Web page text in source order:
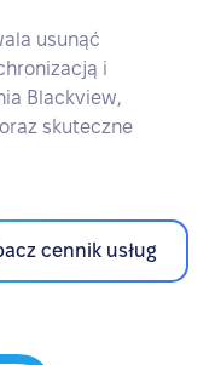
usunąć
i
Blackview,
skuteczne
cennik usług